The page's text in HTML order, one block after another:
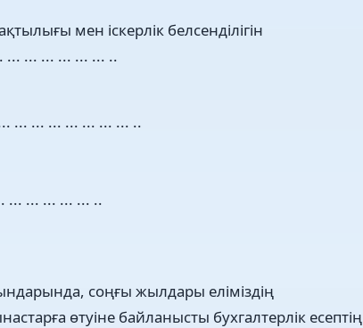
мен іскерлік белсенділігін
... ... ... ... ... ... ..
... ... ... ... ... ... ... ..
... ... ... ... ... ..
соңғы жылдары еліміздің
өтуіне байланысты бухгалтерлік есептің